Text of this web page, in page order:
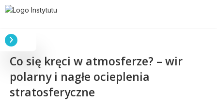
Co się kręci w atmosferze? – wir
polarny i nagłe ocieplenia
stratosferyczne